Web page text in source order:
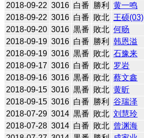
2018-09-22 3016 白番 勝利 黄一鸣
2018-09-22 3016 白番 敗北 王硕(03)
2018-09-20 3016 黒番 敗北 何旸
2018-09-19 3016 白番 勝利 韩恩溢
2018-09-19 3016 黒番 敗北 石豫来
2018-09-17 3016 白番 敗北 罗岩
2018-09-16 3016 黒番 敗北 蔡文鑫
2018-09-15 3016 黒番 敗北 黄昕
2018-09-15 3016 白番 勝利 谷瑞泽
2018-07-29 3014 黒番 敗北 刘慧玲
2018-07-28 3014 白番 敗北 曾渊海